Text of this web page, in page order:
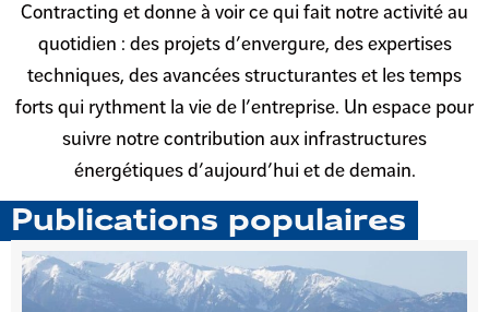
Contracting et donne à voir ce qui fait notre activité au
quotidien : des projets d’envergure, des expertises
techniques, des avancées structurantes et les temps
forts qui rythment la vie de l’entreprise. Un espace pour
suivre notre contribution aux infrastructures
énergétiques d’aujourd’hui et de demain.
Publications populaires